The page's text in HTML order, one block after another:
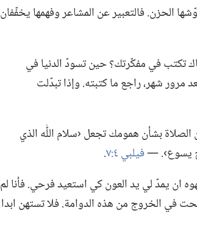
الحزن.‏ فالتعبير عن المشاعر وفهمها يخفّفان
تكتب في مفكّرتك؟‏ حين تسودّ الدنيا في
شهر،‏ راجع ما كتبته.‏ وإذا تبدّلت
بشأن همومك تجعل ‹سلام اللّٰه الذي
يسوع›.‏ —‏فيلبي ٤:‏٧
‏.‏
ان يمدّ لي يد العون كي استعيد فرحي.‏ فأنا لم
في الخروج من هذه الدوامة.‏ فلا تستهن ابدا